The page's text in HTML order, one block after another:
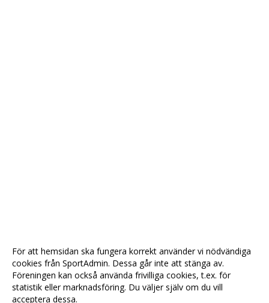
För att hemsidan ska fungera korrekt använder vi nödvändiga
cookies från SportAdmin. Dessa går inte att stänga av.
Föreningen kan också använda frivilliga cookies, t.ex. för
statistik eller marknadsföring. Du väljer själv om du vill
acceptera dessa.